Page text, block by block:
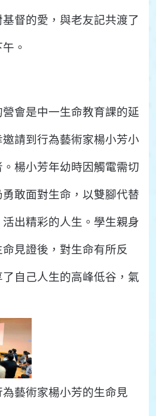
督的愛，與老友記共渡了
午。
會是中一生命教育課的延
請到行為藝術家楊小芳小
楊小芳年幼時因觸電需切
敢面對生命，以雙腳代替
出精彩的人生。學生親身
見證後，對生命有所反
自己人生的高峰低谷，氣
藝術家楊小芳的生命見